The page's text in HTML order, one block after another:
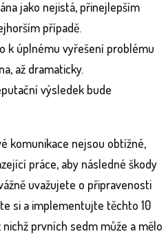
jako nejistá, přinejlepším
případě.
k úplnému vyřešení problému
až dramaticky.
výsledek bude
komunikace nejsou obtížné,
práce, aby následné škody
uvažujete o připravenosti
si a implementujte těchto 10
prvních sedm může a mělo